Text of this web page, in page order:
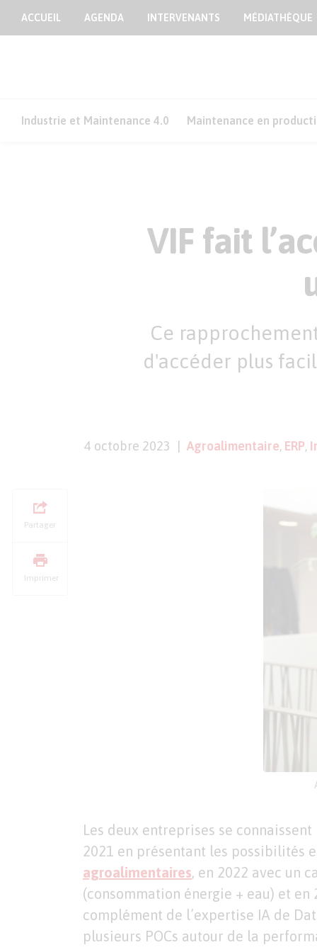
ACCUEIL AGENDA INTERVENANTS MÉDIATHÈQUE
Industrie et Maintenance 4.0 Maintenance en
VIF fait
Ce
d'accéder plus
4 octobre 2023 Agroalimentaire, ERP,
Partager
Imprimer
Les deux entreprises se
2021 en présentant les possibilités
agroalimentaires, en 2022 avec un
(consommation énergie + eau) et
complément de l’expertise IA de
plusieurs POCs autour de la